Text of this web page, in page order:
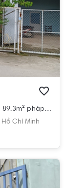
Nhà phố Đường Tiền Lân 2 tầng diện tích 89.3m² pháp lý sổ hồng.
Hồ Chí Minh